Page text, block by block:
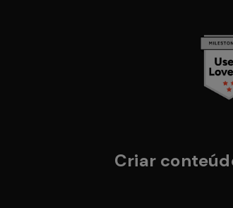
Criar